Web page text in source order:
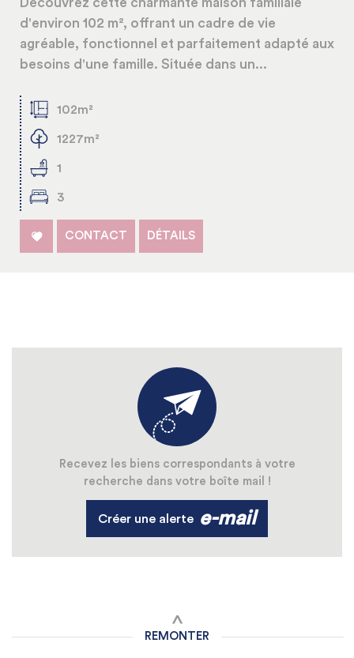
Découvrez cette charmante maison familiale
d'environ 102 m², offrant un cadre de vie
agréable, fonctionnel et parfaitement adapté aux
besoins d'une famille. Située dans un...
102m²
1227m²
1
3
CONTACT DÉTAILS
Recevez les biens correspondants à votre
recherche dans votre boîte mail !
Créer une alerte e-mail
REMONTER